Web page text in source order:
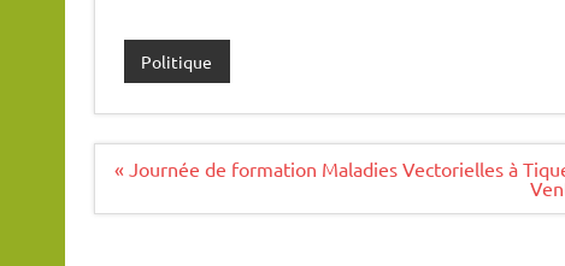
Politique
Navigation
« Journée de formation Maladies Vectorielles à